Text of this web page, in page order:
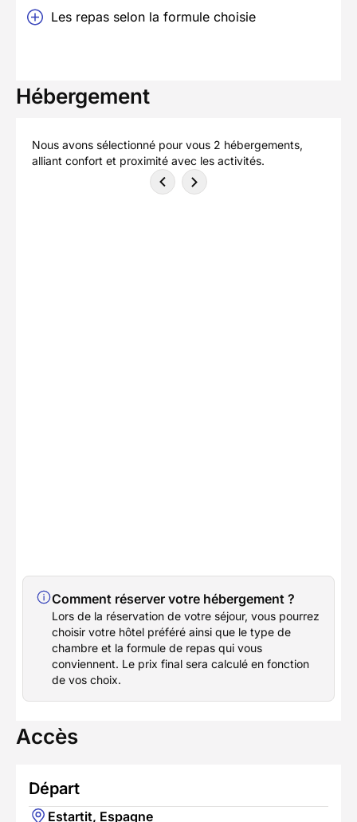
Les repas selon la formule choisie
Hébergement
Nous avons sélectionné pour vous 2 hébergements,
alliant confort et proximité avec les activités.
Comment réserver votre hébergement ?
Lors de la réservation de votre séjour, vous pourrez
choisir votre hôtel préféré ainsi que le type de
chambre et la formule de repas qui vous
conviennent. Le prix final sera calculé en fonction
de vos choix.
Accès
Départ
Estartit, Espagne